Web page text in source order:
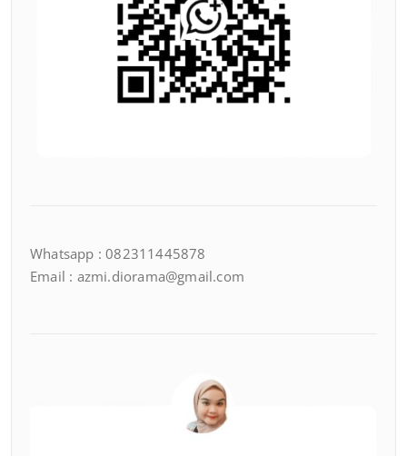
Whatsapp : 082311445878
Email : azmi.diorama@gmail.com